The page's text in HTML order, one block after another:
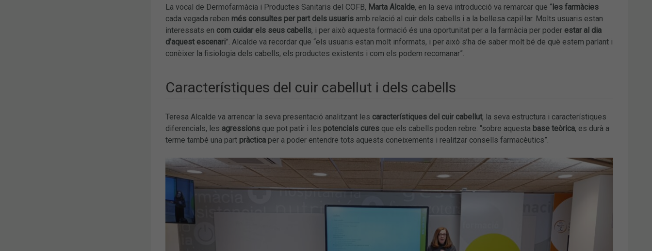
La vocal de Dermofarmàcia i Productes Sanitaris del COFB, Marta Alcalde, en la seva introducció va remarcar que “les farmàcies
cada vegada reben més consultes per part dels usuaris amb relació al cuir dels cabells i a la bellesa capil·lar. Molts usuaris estan
interessats en com cuidar els seus cabells, i per això aquesta formació és una oportunitat per a la farmàcia per poderestar al dia
d’aquest escenari”. Alcalde va recordar que “els usuaris estan molt informats, i per això s’ha de saber molt bé de què estem parlant i
conèixer la fisiologia dels cabells, els productes existents i com els podem recomanar”.
Característiques del cuir cabellut i dels cabells
Teresa Alcalde va arrencar la seva presentació analitzant les característiques del cuir cabellut, la seva estructura i característiques
diferencials, les agressions que pot patir i les potencials curesque els cabells poden rebre: “sobre aquesta base teòrica, es durà a
terme també una part pràctica per a poder entendre tots aquests coneixements i realitzar consells farmacèutics”.